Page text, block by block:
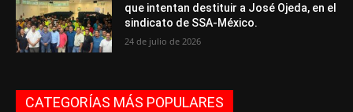
que intentan destituir a José Ojeda, en el
sindicato de SSA-México.
24 de julio de 2026
CATEGORÍAS MÁS POPULARES